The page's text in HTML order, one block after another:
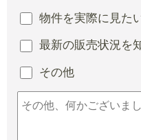
物件を実際に見た
最新の販売状況を
その他